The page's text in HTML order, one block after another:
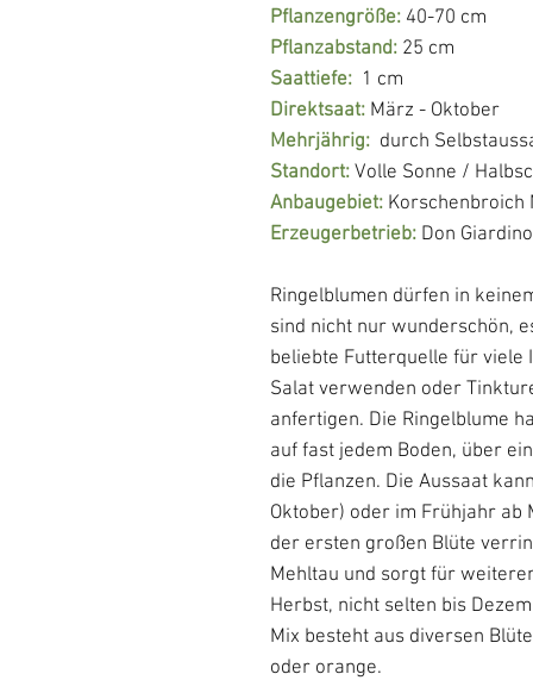
Pflanzengröße: 40-70 cm
Pflanzabstand: 25 cm
Saattiefe: 1 cm
Direktsaat: März - Oktober
Mehrjährig: durch
Standort: Volle Sonne /
Anbaugebiet: Korschenbroich
Erzeugerbetrieb: Don
Ringelblumen dürfen in
sind nicht nur wunderschön,
beliebte Futterquelle für viele
Salat verwenden oder
anfertigen. Die Ringelblume
auf fast jedem Boden, über
die Pflanzen. Die Aussaat
Oktober) oder im Frühjahr ab
der ersten großen Blüte
Mehltau und sorgt für
Herbst, nicht selten bis
Mix besteht aus diversen
oder orange.